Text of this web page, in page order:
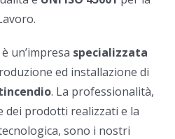
un’impresa specializzata
ed installazione di
. La professionalità,
dei prodotti realizzati e la
sono i nostri